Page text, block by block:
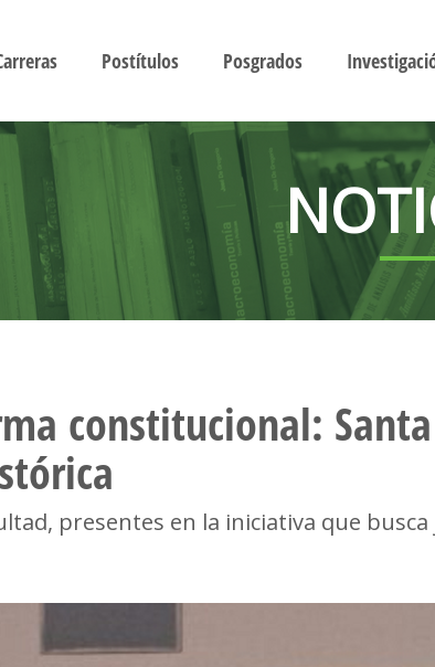
Postítulos Posgrados
constitucional:
presentes en la iniciativa que